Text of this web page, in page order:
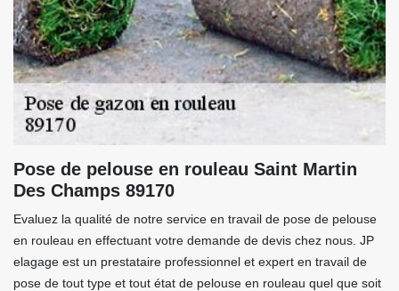
Pose de pelouse en rouleau Saint Martin
Des Champs 89170
Evaluez la qualité de notre service en travail de pose de pelouse
en rouleau en effectuant votre demande de devis chez nous. JP
elagage est un prestataire professionnel et expert en travail de
pose de tout type et tout état de pelouse en rouleau quel que soit